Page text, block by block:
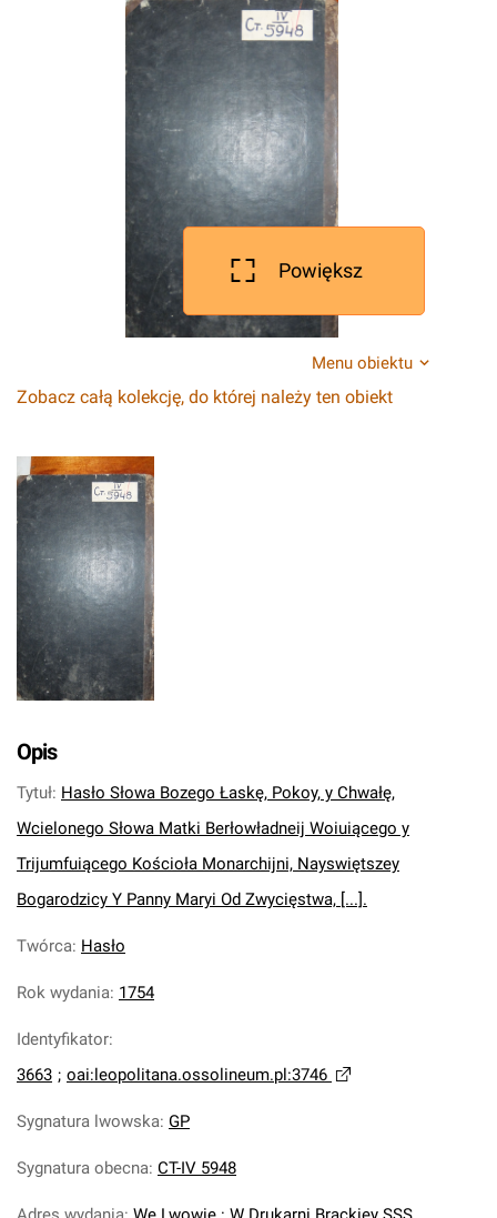
Powiększ
Menu obiektu
Zobacz całą kolekcję, do której należy ten obiekt
Opis
Tytuł: Hasło Słowa Bozego Łaskę, Pokoy, y Chwałę,
Wcielonego Słowa Matki Berłowładneij Woiuiącego y
Trijumfuiącego Kościoła Monarchijni, Nayswiętszey
Bogarodzicy Y Panny Maryi Od Zwycięstwa, [...].
Twórca: Hasło
Rok wydania: 1754
Identyfikator:
3663 ; oai:leopolitana.ossolineum.pl:3746
Sygnatura lwowska: GP
Sygnatura obecna: CT-IV 5948